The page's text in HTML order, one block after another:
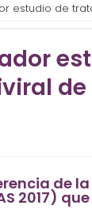
estudio de
de
de
2017)